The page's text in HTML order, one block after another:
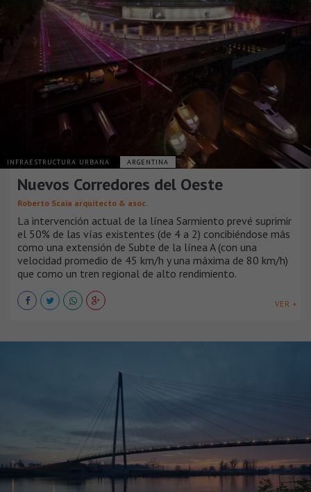
INFRAESTRUCTURA URBANA ARGENTINA
Nuevos Corredores del Oeste
Roberto Scaia arquitecto & asoc.
La intervención actual de la línea Sarmiento prevé suprimir
el 50% de las vías existentes (de 4 a 2) concibiéndose más
como una extensión de Subte de la línea A (con una
velocidad promedio de 45 km/h y una máxima de 80 km/h)
que como un tren regional de alto rendimiento.
VER +